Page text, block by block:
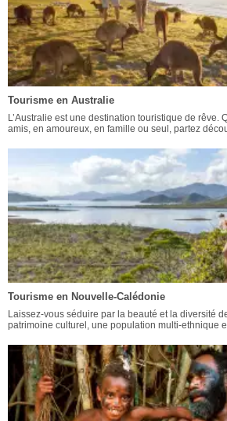
Tourisme en Australie
L’Australie est une destination touristique de rêve.
amis, en amoureux, en famille ou seul, partez
Tourisme en Nouvelle-Calédonie
Laissez-vous séduire par la beauté et la diversité
patrimoine culturel, une population multi-ethnique